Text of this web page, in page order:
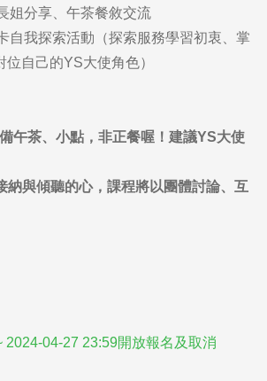
姐分享、午茶餐敘交流
自我探索活動（探索服務學習初衷、掌
自己的YS大使角色）
午茶、小點，非正餐喔！建議YS大使
納與傾聽的心，課程將以團體討論、互
2024-04-27 23:59開放報名及取消